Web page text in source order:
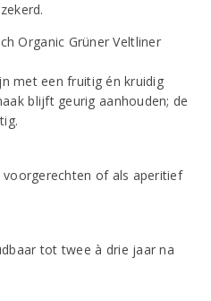
met een fruitig én kruidig
blijft geurig aanhouden; de
of als aperitief
tot twee à drie jaar na